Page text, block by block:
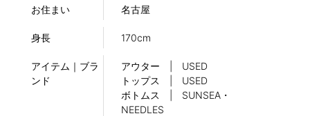
お住まい 名古屋
身長 170cm
アイテム｜ブラ
ンド
アウター | USED
トップス | USED
ボトムス | SUNSEA・
NEEDLES